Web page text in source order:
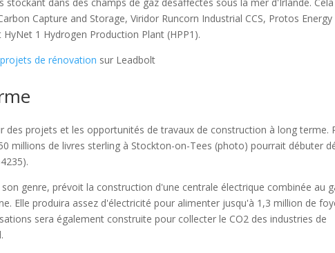
stockant dans des champs de gaz désaffectés sous la mer d'Irlande. Cela
Capture and Storage, Viridor Runcorn Industrial CCS, Protos Energy
1 Hydrogen Production Plant (HPP1).
de rénovation sur Leadbolt
des projets et les opportunités de travaux de construction à long terme.
millions de livres sterling à Stockton-on-Tees (photo) pourrait débuter
genre, prévoit la construction d'une centrale électrique combinée au
Elle produira assez d'électricité pour alimenter jusqu'à 1,3 million de
sera également construite pour collecter le CO2 des industries de